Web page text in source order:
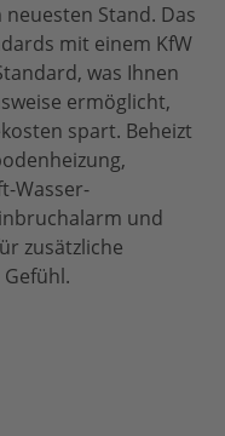
Stand. Das
mit einem KfW
was Ihnen
ermöglicht,
spart. Beheizt
Wasser-
und
zusätzliche